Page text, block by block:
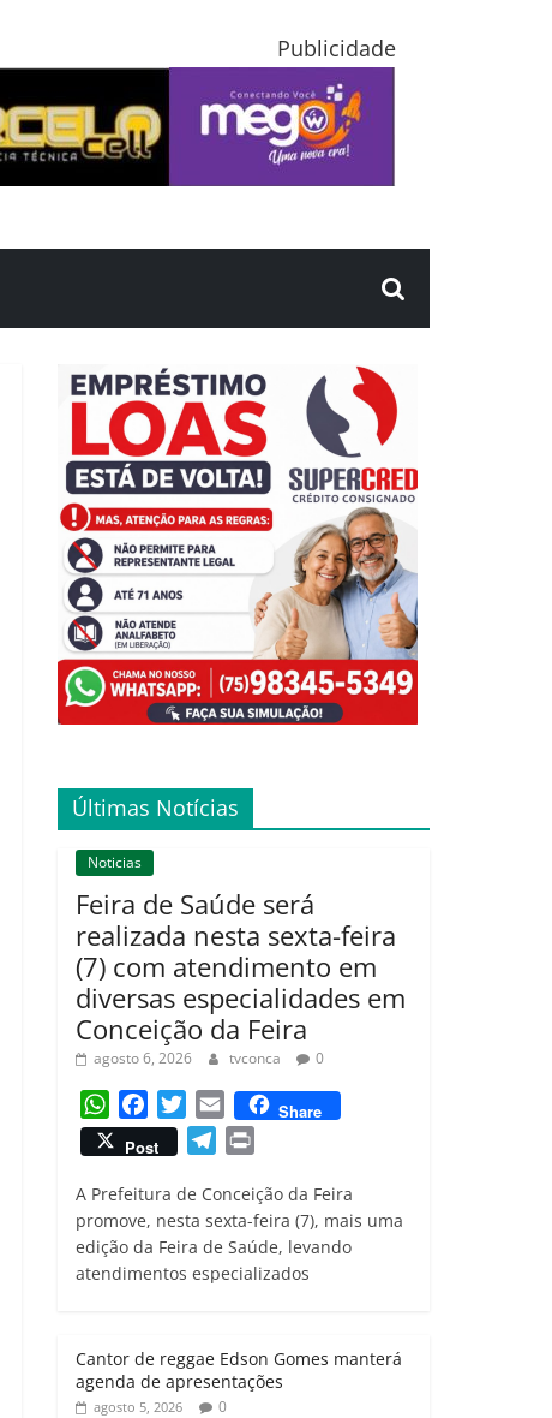
Publicidade
Últimas Notícias
Noticias
Feira de Saúde será
realizada nesta sexta-feira
(7) com atendimento em
diversas especialidades em
Conceição da Feira
agosto 6, 2026 tvconca 0
W
h
a
t
s
A
p
a
c
e
b
o
o
w
i
t
t
e
r
m
a
i
l
Share
Post
l
e
g
r
i
n
t
A Prefeitura de Conceição da Feira
promove, nesta sexta-feira (7), mais uma
edição da Feira de Saúde, levando
atendimentos especializados
Cantor de reggae Edson Gomes manterá
agenda de apresentações
agosto 5, 2026 0